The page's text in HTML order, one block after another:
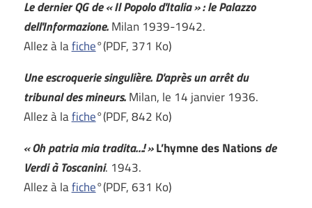
Le dernier QG de « Il Popolo d'Italia » : le Palazzo
dell'Informazione.Milan 1939-1942.
Allez à lafiche°(PDF, 371 Ko)
Une escroquerie singulière. D'après un arrêt du
tribunal des mineurs.Milan, le 14 janvier 1936.
Allez à lafiche°(PDF, 842 Ko)
« Oh patria mia tradita…! »L’hymne des Nationsde
Verdi à Toscanini. 1943.
Allez à lafiche°(PDF, 631 Ko)